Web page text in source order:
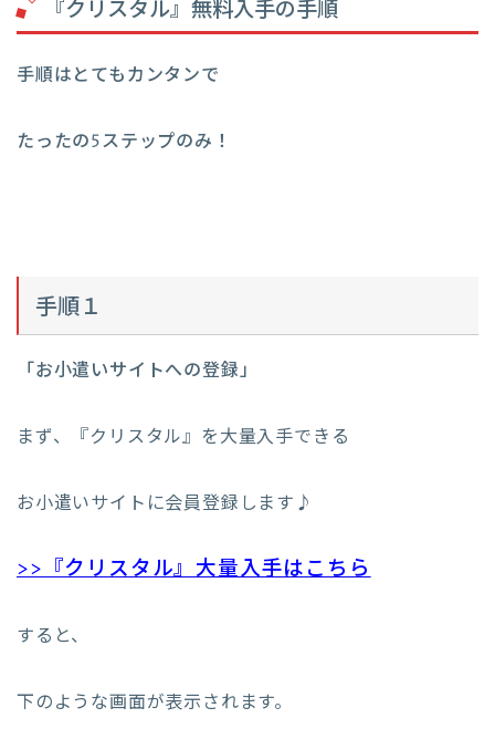
『クリスタル』無料入手の手順
手順はとてもカンタンで
たったの5ステップのみ！
手順１
「お小遣いサイトへの登録」
まず、『クリスタル』を大量入手できる
お小遣いサイトに会員登録します♪
>>『クリスタル』大量入手はこちら
すると、
下のような画面が表示されます。